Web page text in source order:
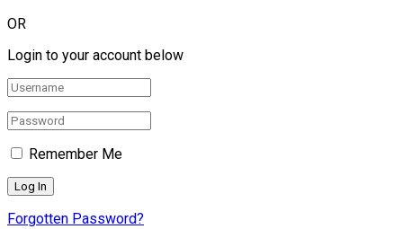
OR
Login to your account below
Remember Me
Forgotten Password?